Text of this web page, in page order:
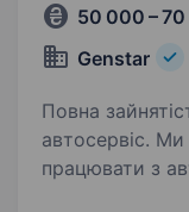
50 000 –
Genstar
Повна зайнятість. GENSTAR — це
автосервіс.
працювати з